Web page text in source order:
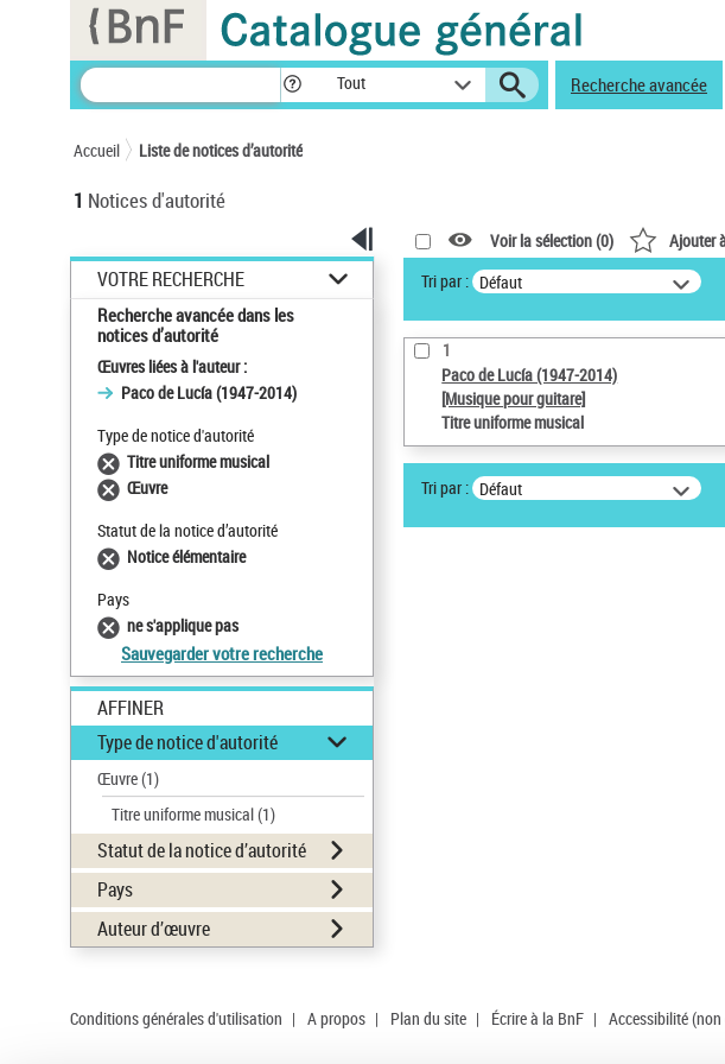
Tout Recherche avancée
Accueil Liste de notices d’autorité
1 Notices d'autorité
VOTRE RECHERCHE
Recherche avancée dans les
notices d’autorité
Œuvres liées à l'auteur :
Paco de Lucía (1947-2014)
Type de notice d'autorité
Titre uniforme musical
Œuvre
Statut de la notice d’autorité
Notice élémentaire
Pays
ne s'applique pas
Sauvegarder votre recherche
AFFINER
Type de notice d'autorité
Œuvre(1)
Titre uniforme musical(1)
Statut de la notice d’autorité
Pays
Auteur d’œuvre
Voir la sélection (0) Ajouter
Tri par : Défaut
1
Paco de Lucía (1947-2014)
[Musique pour guitare]
Titre uniforme musical
Tri par : Défaut
Conditions générales d'utilisation | A propos | Plan du site | Écrire à la BnF | Accessibilité
Panneau de gestion des cookies